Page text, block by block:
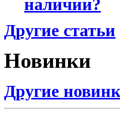
наличии?
Другие статьи
Новинки
Другие